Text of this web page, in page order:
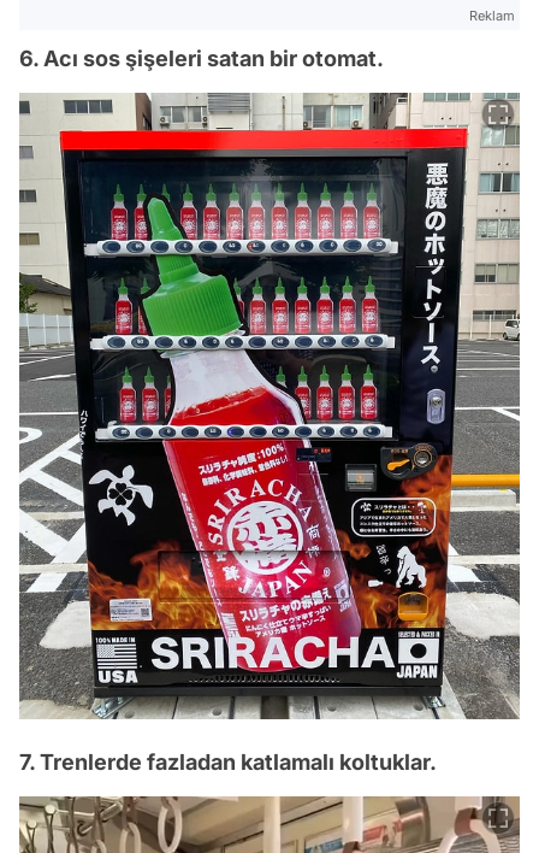
Reklam
6. Acı sos şişeleri satan bir otomat.
7. Trenlerde fazladan katlamalı koltuklar.